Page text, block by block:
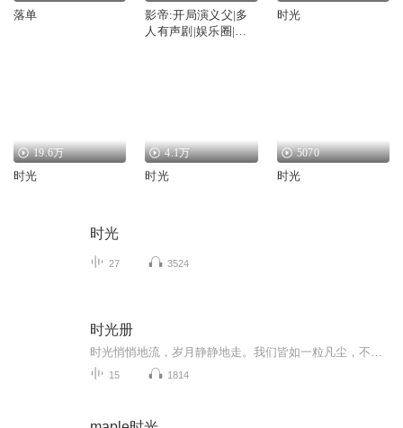
落单
影帝:开局演义父|多
人有声剧|娱乐圈|言
时光
19.6万
时光
4.1万
时光
5070
时光
时光
27 3524
时光册
15 1814